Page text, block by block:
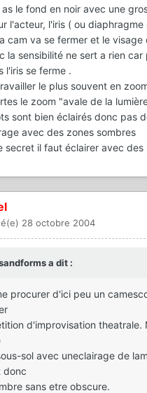
le fond en noir avec une
l'acteur, l'iris ( ou
cam va se fermer et le
la sensibilité ne sert a rien car
l'iris se ferme .
le plus souvent en
le zoom "avale de la
sont bien éclairés donc pas
avec des zones sombres
secret il faut éclairer avec des
28 octobre 2004
a dit :
procurer d'ici peu un
d'improvisation theatrale.
sol avec uneclairage de
donc
sans etre obscure.